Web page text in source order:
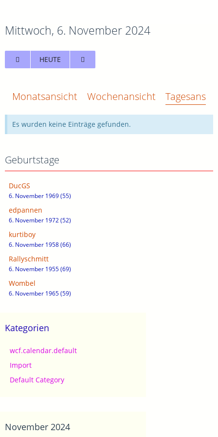
Mittwoch, 6. November 2024
HEUTE
Monatsansicht Wochenansicht
Es wurden keine Einträge gefunden.
Geburtstage
DucGS
6. November 1969 (55)
edpannen
6. November 1972 (52)
kurtiboy
6. November 1958 (66)
Rallyschmitt
6. November 1955 (69)
Wombel
6. November 1965 (59)
Kategorien
wcf.calendar.default
Import
Default Category
November 2024